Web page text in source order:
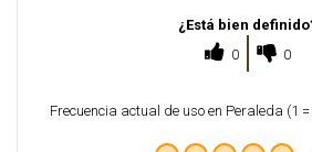
¿Está bien
0
0
Frecuencia actual de uso en Peraleda (1